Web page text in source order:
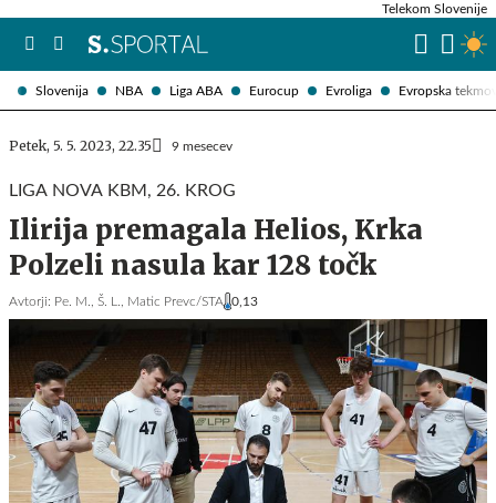
Slovenija NBA Liga ABA Eurocup Evroliga Evropska
Telekom Slovenije
Petek, 5. 5. 2023, 22.35 9 mesecev
LIGA NOVA KBM, 26. KROG
Ilirija premagala Helios, Krka
Polzeli nasula kar 128 točk
Avtorji: Pe. M., Š. L., Matic Prevc/STA 0,13